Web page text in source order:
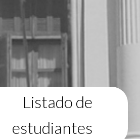
Listado de
estudiantes